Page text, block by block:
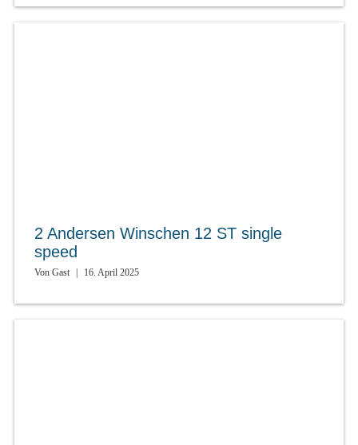
2 Andersen Winschen 12 ST single
speed
Von Gast 16. April 2025